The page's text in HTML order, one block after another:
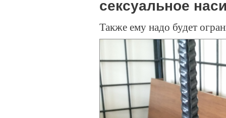
сексуальное
Также ему надо будет